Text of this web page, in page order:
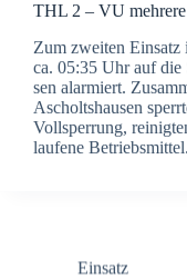
THL 2 – VU
Zum zwei­ten
ca. 05:35 Uhr auf
sen alar­miert.
Ascholts­hau­sen
Voll­sper­rung,
lau­fe­ne
Einsatz